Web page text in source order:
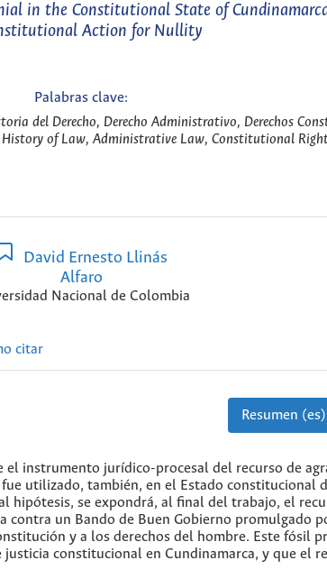
in the Constitutional State of
Action for Nullity
Palabras clave:
del Derecho, Derecho Administrativo, Derechos
of Law, Administrative Law, Constitutional
David Ernesto Llinás
Alfaro
Nacional de Colombia
citar
Resumen (es)
instrumento jurídico-procesal del recurso de
utilizado, también, en el Estado constitucional
hipótesis, se expondrá, al final del trabajo, el
contra un Bando de Buen Gobierno promulgado
y a los derechos del hombre. Este fósil
constitucional en Cundinamarca, y que el